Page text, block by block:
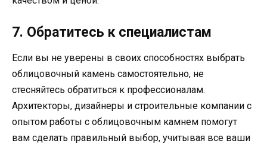
7. Обратитесь к специалистам
Если вы не уверены в своих способностях выбрать
облицовочный камень самостоятельно, не
стесняйтесь обратиться к профессионалам.
Архитекторы, дизайнеры и строительные компании с
опытом работы с облицовочным камнем помогут
вам сделать правильный выбор, учитывая все ваши